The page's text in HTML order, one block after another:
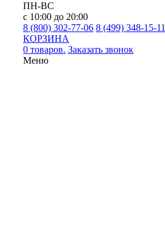
ПН-ВС
с 10:00 до 20:00
8 (800) 302-77-06 8 (499) 348-15-11
КОРЗИНА
0 товаров. Заказать звонок
Меню